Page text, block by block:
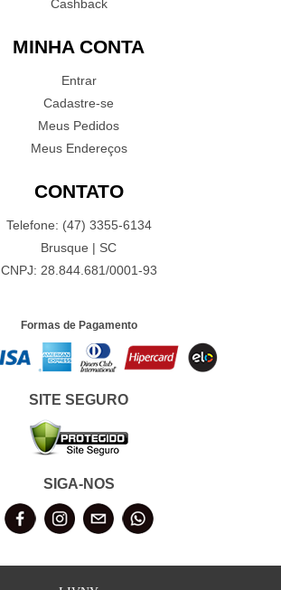
Cashback
MINHA CONTA
Entrar
Cadastre-se
Meus Pedidos
Meus Endereços
CONTATO
Telefone: (47) 3355-6134
Brusque | SC
CNPJ: 28.844.681/0001-93
Formas de Pagamento
SITE SEGURO
SIGA-NOS